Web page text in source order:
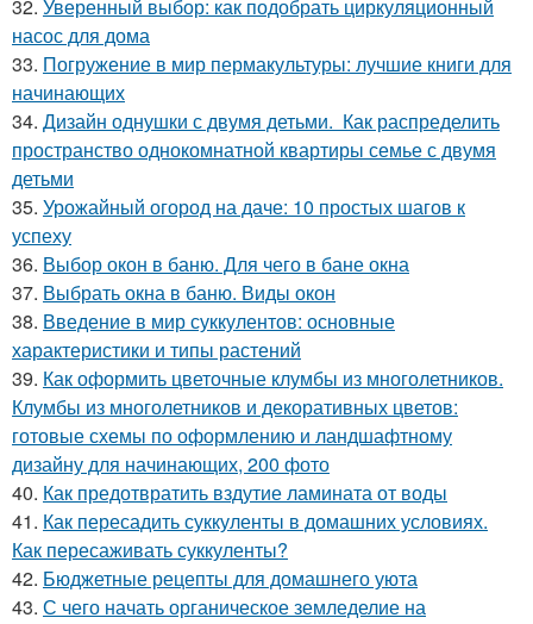
32. Уверенный выбор: как подобрать циркуляционный
насос для дома
33. Погружение в мир пермакультуры: лучшие книги для
начинающих
34. Дизайн однушки с двумя детьми. Как распределить
пространство однокомнатной квартиры семье с двумя
детьми
35. Урожайный огород на даче: 10 простых шагов к
успеху
36. Выбор окон в баню. Для чего в бане окна
37. Выбрать окна в баню. Виды окон
38. Введение в мир суккулентов: основные
характеристики и типы растений
39. Как оформить цветочные клумбы из многолетников.
Клумбы из многолетников и декоративных цветов:
готовые схемы по оформлению и ландшафтному
дизайну для начинающих, 200 фото
40. Как предотвратить вздутие ламината от воды
41. Как пересадить суккуленты в домашних условиях.
Как пересаживать суккуленты?
42. Бюджетные рецепты для домашнего уюта
43. С чего начать органическое земледелие на